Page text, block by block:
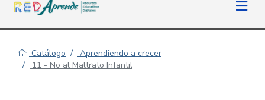
Catálogo
Aprendiendo a crecer
11 - No al Maltrato Infantil